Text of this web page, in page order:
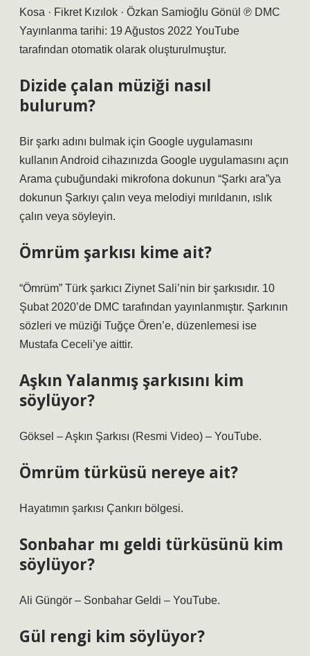
Kosa · Fikret Kızılok · Özkan Samioğlu Gönül ℗ DMC
Yayınlanma tarihi: 19 Ağustos 2022 YouTube
tarafından otomatik olarak oluşturulmuştur.
Dizide çalan müziği nasıl
bulurum?
Bir şarkı adını bulmak için Google uygulamasını
kullanın Android cihazınızda Google uygulamasını açın
Arama çubuğundaki mikrofona dokunun “Şarkı ara”ya
dokunun Şarkıyı çalın veya melodiyi mırıldanın, ıslık
çalın veya söyleyin.
Ömrüm şarkısı kime ait?
“Ömrüm” Türk şarkıcı Ziynet Sali’nin bir şarkısıdır. 10
Şubat 2020’de DMC tarafından yayınlanmıştır. Şarkının
sözleri ve müziği Tuğçe Ören’e, düzenlemesi ise
Mustafa Ceceli’ye aittir.
Aşkın Yalanmış şarkısını kim
söylüyor?
Göksel – Aşkın Şarkısı (Resmi Video) – YouTube.
Ömrüm türküsü nereye ait?
Hayatımın şarkısı Çankırı bölgesi.
Sonbahar mı geldi türküsünü kim
söylüyor?
Ali Güngör – Sonbahar Geldi – YouTube.
Gül rengi kim söylüyor?